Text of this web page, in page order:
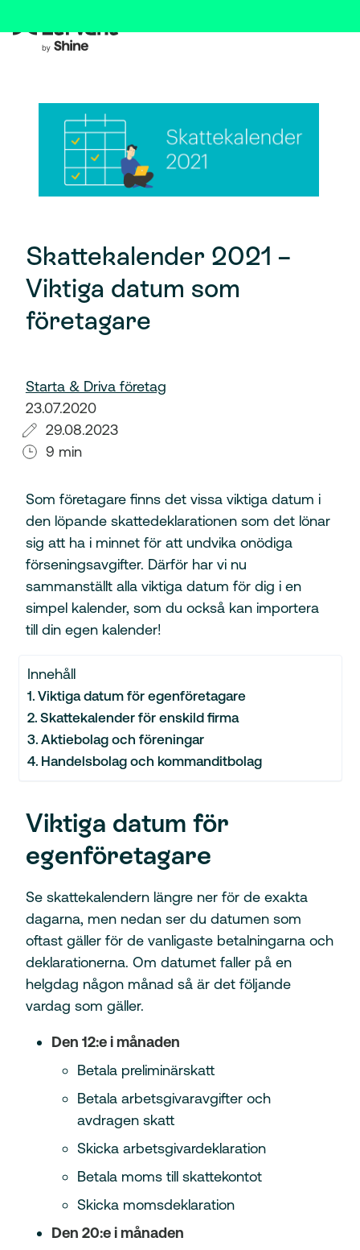
Skattekalender 2021 –
Viktiga datum som
företagare
Starta & Driva företag
23.07.2020
29.08.2023
9 min
Som företagare finns det vissa viktiga datum i
den löpande skattedeklarationen som det lönar
sig att ha i minnet för att undvika onödiga
förseningsavgifter. Därför har vi nu
sammanställt alla viktiga datum för dig i en
simpel kalender, som du också kan importera
till din egen kalender!
Innehåll
Viktiga datum för egenföretagare
Skattekalender för enskild firma
Aktiebolag och föreningar
Handelsbolag och kommanditbolag
Viktiga datum för
egenföretagare
Se skattekalendern längre ner för de exakta
dagarna, men nedan ser du datumen som
oftast gäller för de vanligaste betalningarna och
deklarationerna. Om datumet faller på en
helgdag någon månad så är det följande
vardag som gäller.
Den 12:e i månaden
Betala preliminärskatt
Betala arbetsgivaravgifter och
avdragen skatt
Skicka arbetsgivardeklaration
Betala moms till skattekontot
Skicka momsdeklaration
Den 20:e i månaden